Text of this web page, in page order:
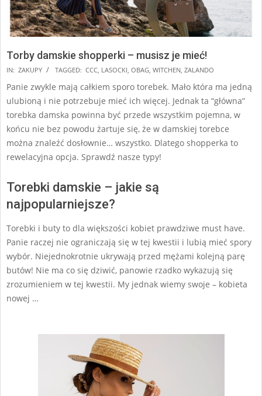
Torby damskie shopperki – musisz je mieć!
2025-
07-
19
IN: ZAKUPY TAGGED: CCC LASOCKI OBAG WITCHEN ZALANDO
Panie zwykle mają całkiem sporo torebek. Mało która ma jedną
ulubioną i nie potrzebuje mieć ich więcej. Jednak ta “główna”
torebka damska powinna być przede wszystkim pojemna, w
końcu nie bez powodu żartuje się, że w damskiej torebce
można znaleźć dosłownie… wszystko. Dlatego shopperka to
rewelacyjna opcja. Sprawdź nasze typy!
Torebki damskie – jakie są
najpopularniejsze?
Torebki i buty to dla większości kobiet prawdziwe must have.
Panie raczej nie ograniczają się w tej kwestii i lubią mieć spory
wybór. Niejednokrotnie ukrywają przed mężami kolejną parę
butów! Nie ma co się dziwić, panowie rzadko wykazują się
zrozumieniem w tej kwestii. My jednak wiemy swoje – kobieta
nowej …